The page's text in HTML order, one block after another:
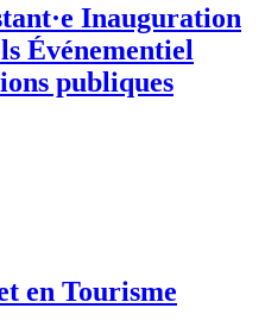
Inauguration
Événementiel
publiques
en Tourisme